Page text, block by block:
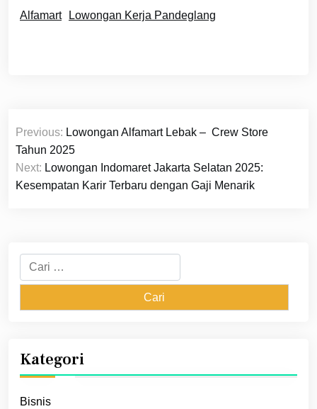
Alfamart Lowongan Kerja Pandeglang
Navigasi
pos
Previous: Lowongan Alfamart Lebak – Crew Store
Tahun 2025
Next: Lowongan Indomaret Jakarta Selatan 2025:
Kesempatan Karir Terbaru dengan Gaji Menarik
Cari
untuk:
Kategori
Bisnis